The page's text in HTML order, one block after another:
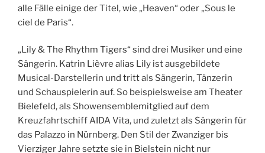
alle Fälle einige der Titel, wie „Heaven“ oder „Sous le
ciel de Paris“.
„Lily & The Rhythm Tigers“ sind drei Musiker und eine
Sängerin. Katrin Lièvre alias Lily ist ausgebildete
Musical-Darstellerin und tritt als Sängerin, Tänzerin
und Schauspielerin auf. So beispielsweise am Theater
Bielefeld, als Showensemblemitglied auf dem
Kreuzfahrtschiff AIDA Vita, und zuletzt als Sängerin für
das Palazzo in Nürnberg. Den Stil der Zwanziger bis
Vierziger Jahre setzte sie in Bielstein nicht nur